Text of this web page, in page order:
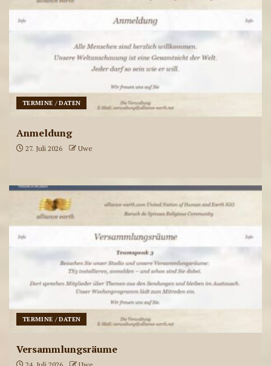
ae-radiostation Live-
Sendungen am 29.07.2026
8
ae-radiostation Live-
9
ae-radiostation Live-
Sendungen am 27.07.2026
10
ae-radiostation Live-
Sendungen am 23.07.2026
TERMINE / DATEN
Anmeldung
27. Juli 2026 Uwe
TERMINE / DATEN
Versammlungsräume